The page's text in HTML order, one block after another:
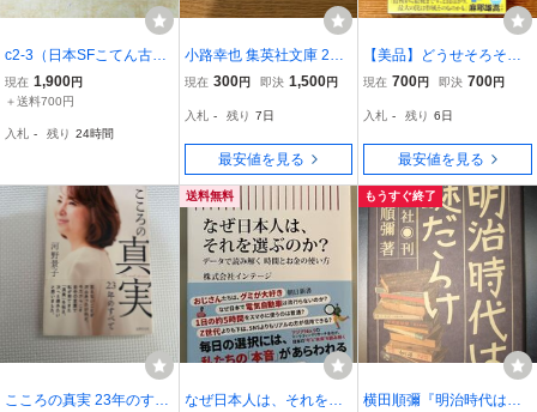
c2-3（日本SFこてん古
典）全3巻 全巻セット カ
バー無し 横田順彌 早川書
現在 1,900円
＋送料700円
入札 - 残り 24時間
小路幸也 集英社文庫 2冊
セット マイ・ブルー・ヘ
現在 300円 即決 1,500円
入札 - 残り 7日
最安値を見る
【美品】どうせそろそろ
死ぬんだし 香坂鮪 宝島社
ーがすごい！大賞
現在 700円 即決 700円
入札 - 残り 6日
最安値を見る
こころの真実 23年のすべ
送料無料
なぜ日本人は、それを選
もうすぐ終了
横田順彌『明治時代は謎